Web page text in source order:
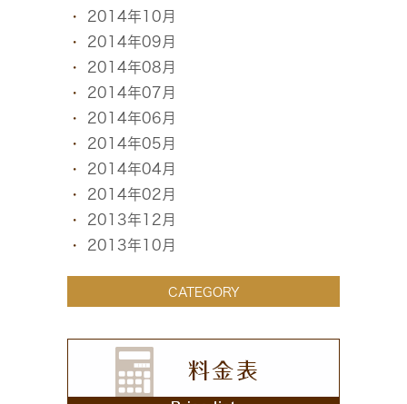
2014年10月
2014年09月
2014年08月
2014年07月
2014年06月
2014年05月
2014年04月
2014年02月
2013年12月
2013年10月
CATEGORY